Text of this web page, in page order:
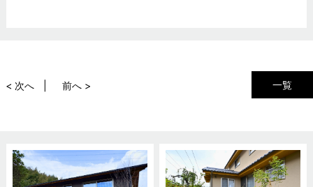
一覧
< 次へ 前へ >